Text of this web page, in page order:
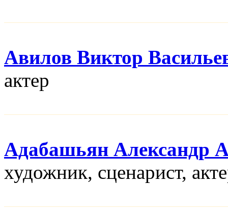
Авилов Виктор
актер
Адабашьян Александр
художник, сценарист,